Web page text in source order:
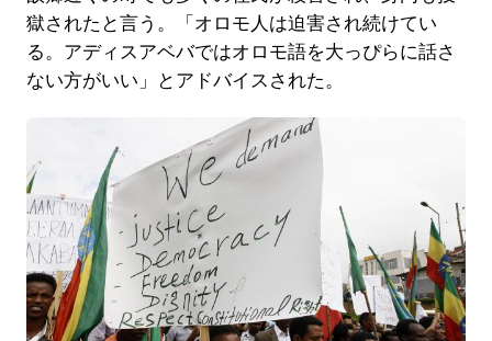
獄されたと言う。「オロモ人は迫害され続けてい
る。アディスアベバではオロモ語を大っぴらに話さ
ない方がいい」とアドバイスされた。